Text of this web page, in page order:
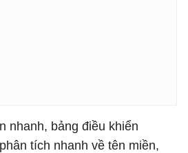
nhanh, bảng điều khiển
tích nhanh về tên miền,